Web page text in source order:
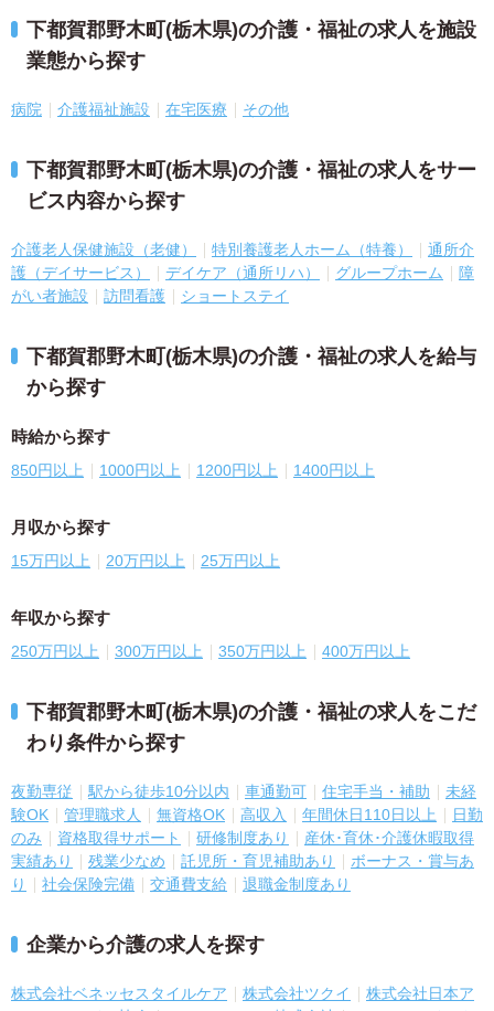
下都賀郡野木町(栃木県)の介護・福祉の求人を施設
業態から探す
病院 介護福祉施設 在宅医療 その他
下都賀郡野木町(栃木県)の介護・福祉の求人をサー
ビス内容から探す
介護老人保健施設（老健） 特別養護老人ホーム（特養）
通所介
護（デイサービス）
デイケア（通所リハ） グループホーム
障
がい者施設
訪問看護 ショートステイ
下都賀郡野木町(栃木県)の介護・福祉の求人を給与
から探す
時給から探す
850円以上 1000円以上 1200円以上 1400円以上
月収から探す
15万円以上 20万円以上 25万円以上
年収から探す
250万円以上 300万円以上 350万円以上 400万円以上
下都賀郡野木町(栃木県)の介護・福祉の求人をこだ
わり条件から探す
夜勤専従 駅から徒歩10分以内 車通勤可 住宅手当・補助
未経
験OK
管理職求人 無資格OK 高収入 年間休日110日以上
日勤
のみ
資格取得サポート 研修制度あり
産休･育休･介護休暇取得
実績あり
残業少なめ 託児所・育児補助あり
ボーナス・賞与あ
り
社会保険完備 交通費支給 退職金制度あり
企業から介護の求人を探す
株式会社ベネッセスタイルケア 株式会社ツクイ
株式会社日本ア